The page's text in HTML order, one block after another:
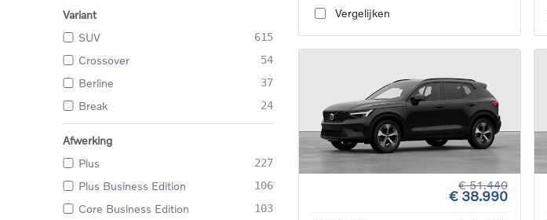
Variant
SUV
615
Crossover 54
Berline 37
Break 24
Afwerking
Plus
227
Plus Business Edition 106
Core Business Edition 103
Vergelijken
€ 51.440
€ 38.990